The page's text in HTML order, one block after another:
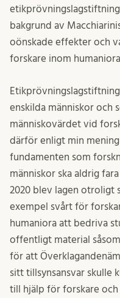
bakgrund av
oönskade effekter och
forskare inom
enskilda människor och
människovärdet vid
därför enligt min
fundamenten som
människor ska aldrig
2020 blev lagen otroligt
exempel svårt för
humaniora att bedriva
offentligt material
för att
sitt tillsynsansvar skulle
till hjälp för forskare